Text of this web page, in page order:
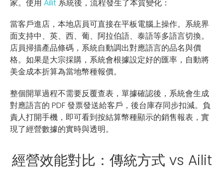
家。使用 Ailit系統後，流程發生了本質變化：
當客戶進店，本地店員可直接在平板電腦上操作。系統界
面支持中、英、西、葡、阿拉伯語、泰語等多語言切換。
店員掃描產品條碼，系統自動調出對應語言的品名與價
格。如果是大宗採購，系統會根據設定好的匯率，自動將
美金成本折算為當地幣種報價。
整個開單過程不需要反覆查表，單據確認後，系統會生成
對應語言的 PDF 發票發送給客戶，後台庫存同步扣減。負
責人打開手機，即可看到按結算幣種顯示的銷售報表，實
現了經營數據的實時與透明。
經營效能對比：傳統方式 vs Ailit